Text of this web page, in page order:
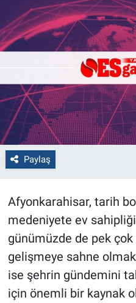
Paylaş
Afyonkarahisar, tarih
medeniyete ev
günümüzde de pek
gelişmeye sahne
ise şehrin gündemini
için önemli bir kaynak
Alış-Veriş/İş dünyası
Kültür Sanat
Politika
Kütahya
Gezi
Genel
Çevre
Yerel
Magazin
Bilim ve Teknoloji